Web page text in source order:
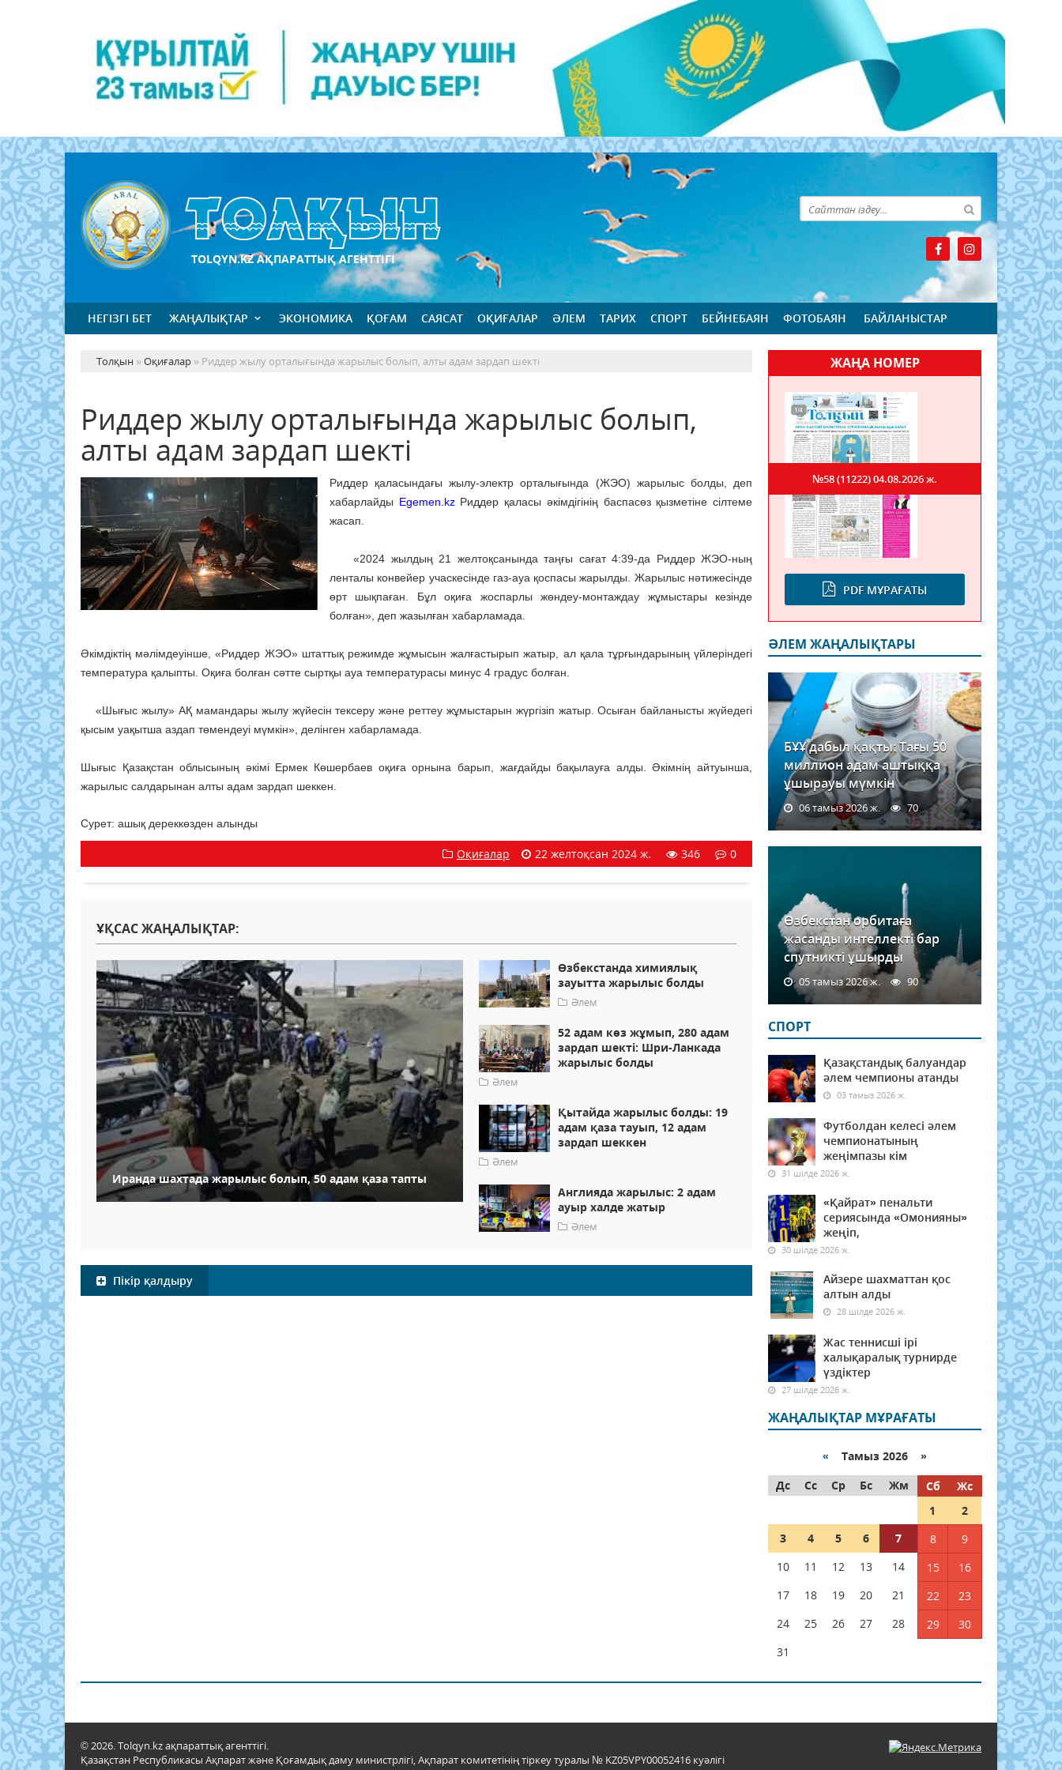
TOLQYN.KZ АҚПАРАТТЫҚ АГЕНТТІГІ
НЕГІЗГІ БЕТ ЖАҢАЛЫҚТАР ЭКОНОМИКА ҚОҒАМ САЯСАТ ОҚИҒАЛАР ӘЛЕМ ТАРИХ СПОРТ БЕЙНЕБАЯН ФОТОБАЯН БАЙЛАНЫСТАР
Толқын »Оқиғалар » Риддер жылу орталығында жарылыс болып, алты адам зардап шекті
Риддер жылу орталығында жарылыс болып,
алты адам зардап шекті
Риддер қаласындағы жылу-электр орталығында (ЖЭО) жарылыс болды, деп
хабарлайды Egemen.kzРиддер қаласы әкімдігінің баспасөз қызметіне сілтеме
жасап.
«2024 жылдың 21 желтоқсанында таңғы сағат 4:39-да Риддер ЖЭО-ның
ленталы конвейер учаскесінде газ-ауа қоспасы жарылды. Жарылыс нәтижесінде
өрт шықпаған. Бұл оқиға жоспарлы жөндеу-монтаждау жұмыстары кезінде
болған», деп жазылған хабарламада.
Әкімдіктің мәлімдеуінше, «Риддер ЖЭО» штаттық режимде жұмысын жалғастырып жатыр, ал қала тұрғындарының үйлеріндегі
температура қалыпты. Оқиға болған сәтте сыртқы ауа температурасы минус 4 градус болған.
«Шығыс жылу» АҚ мамандары жылу жүйесін тексеру және реттеу жұмыстарын жүргізіп жатыр. Осыған байланысты жүйедегі
қысым уақытша аздап төмендеуі мүмкін», делінген хабарламада.
Шығыс Қазақстан облысының әкімі Ермек Көшербаев оқиға орнына барып, жағдайды бақылауға алды. Әкімнің айтуынша,
жарылыс салдарынан алты адам зардап шеккен.
Сурет: ашық дереккөзден алынды
Оқиғалар 22 желтоқсан 2024 ж. 346 0
ҰҚСАС ЖАҢАЛЫҚТАР:
Иранда шахтада жарылыс болып, 50 адам қаза тапты
Өзбекстанда химиялық
зауытта жарылыс болды
Әлем
52 адам көз жұмып, 280 адам
зардап шекті: Шри-Ланкада
жарылыс болды
Әлем
Қытайда жарылыс болды: 19
адам қаза тауып, 12 адам
зардап шеккен
Әлем
Англияда жарылыс: 2 адам
ауыр халде жатыр
Әлем
Пікір қалдыру
ЖАҢА НОМЕР
PDF МҰРАҒАТЫ
№58 (11222)04.08.2026 ж.
ӘЛЕМ ЖАҢАЛЫҚТАРЫ
БҰҰ дабыл қақты: Тағы 50
миллион адам аштыққа
ұшырауы мүмкін
06 тамыз 2026 ж. 70
Өзбекстан орбитаға
жасанды интеллекті бар
спутникті ұшырды
05 тамыз 2026 ж. 90
СПОРТ
Қазақстандық балуандар
әлем чемпионы атанды
03 тамыз 2026 ж.
Футболдан келесі әлем
чемпионатының
жеңімпазы кім
31 шілде 2026 ж.
«Қайрат» пенальти
сериясында «Омонияны»
жеңіп,
30 шілде 2026 ж.
Айзере шахматтан қос
алтын алды
28 шілде 2026 ж.
Жас теннисші ірі
халықаралық турнирде
үздіктер
27 шілде 2026 ж.
ЖАҢАЛЫҚТАР МҰРАҒАТЫ
« Тамыз 2026 »
Дс
Сс Ср Бс Жм Сб
Жс
1
2
3
4 5 6 7 8
9
10
11 12 13 14 15
16
17
18 19 20 21 22
23
24
25 26 27 28 29
30
31
© 2026. Tolqyn.kz ақпараттық агенттігі.
Қазақстан Республикасы Ақпарат және Қоғамдық даму министрлігі, Ақпарат комитетінің тіркеу туралы № KZ05VPY00052416 куәлігі